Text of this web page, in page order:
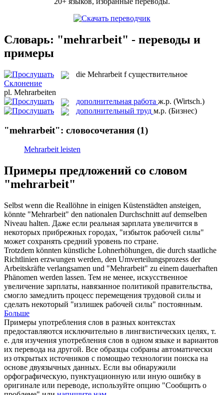
Словарь: "mehrarbeit" - переводы и
примеры
die Mehrarbeit f существительное
Склонение
pl. Mehrarbeiten
дополнительная работа ж.р. (Wirtsch.)
дополнительный труд м.р. (Бизнес)
"mehrarbeit": словосочетания (1)
Mehrarbeit leisten
Примеры предложений со словом
"mehrarbeit"
Selbst wenn die Reallöhne in einigen Küstenstädten ansteigen,
könnte "Mehrarbeit" den nationalen Durchschnitt auf demselben
Niveau halten. Даже если реальная зарплата увеличится в
некоторых прибрежных городах, "избыток рабочей силы"
может сохранять средний уровень по стране.
Trotzdem könnten künstliche Lohnerhöhungen, die durch staatliche
Richtlinien erzwungen werden, den Umverteilungsprozess der
Arbeitskräfte verlangsamen und "Mehrarbeit" zu einem dauerhaften
Phänomen werden lassen. Тем не менее, искусственное
увеличение зарплаты, навязанное политикой правительства,
смогло замедлить процесс перемещения трудовой силы и
сделать некоторый "излишек рабочей силы" постоянным.
Больше
Примеры употребления слов в разных контекстах
предоставляются исключительно в лингвистических целях, т.
е. для изучения употребления слов в одном языке и вариантов
их перевода на другой. Все образцы собраны автоматически
из открытых источников с помощью технологии поиска на
основе двуязычных данных. Если вы обнаружили
орфографическую, пунктуационную или иную ошибку в
оригинале или переводе, используйте опцию "Сообщить о